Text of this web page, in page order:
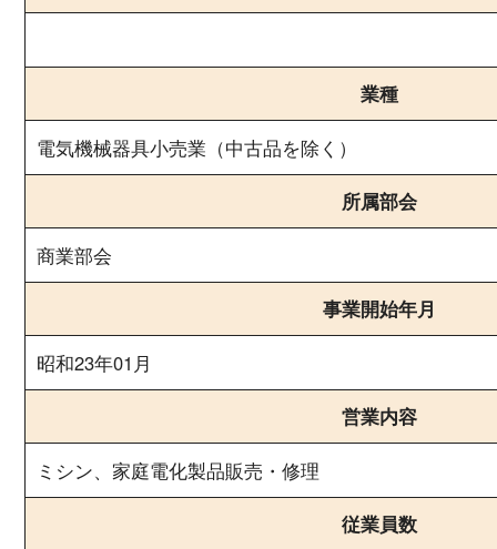
業種
電気機械器具小売業（中古品を除く）
所属部会
商業部会
事業開始年月
昭和23年01月
営業内容
ミシン、家庭電化製品販売・修理
従業員数